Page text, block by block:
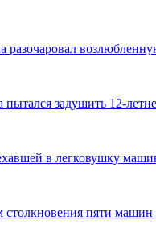
разочаровал
задушить 12-
в легковушку
столкновения пяти машин